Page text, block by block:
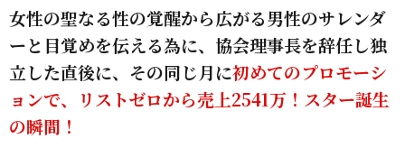
女性の聖なる性の覚醒から広がる男性のサレンダ
ーと目覚めを伝える為に、 協会理事長を辞任し独
立した直後に、 その同じ月に初めてのプロモーシ
ョンで、リストゼロから売上2541万！ スター誕生
の瞬間！